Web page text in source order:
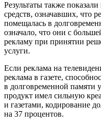
Результаты также
средств, означавших, что
помещалась в
означало, что они с
рекламу при принятии
услуги.
Если реклама на
реклама в газете,
в долговременной памяти
продукт имел сильную
и газетами, кодирование
на 37 процентов.